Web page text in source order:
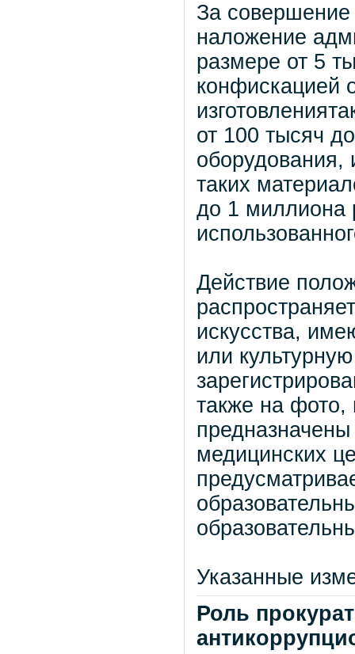
За совершение
наложение
размере от 5
конфискацией
от 100 тысяч
оборудования,
таких
до 1 миллиона
Действие
искусства,
или
также на фото,
медицинских
Указанные
Роль